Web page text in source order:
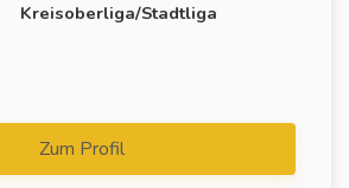
Kreisoberliga/Stadtliga
Zum Profil